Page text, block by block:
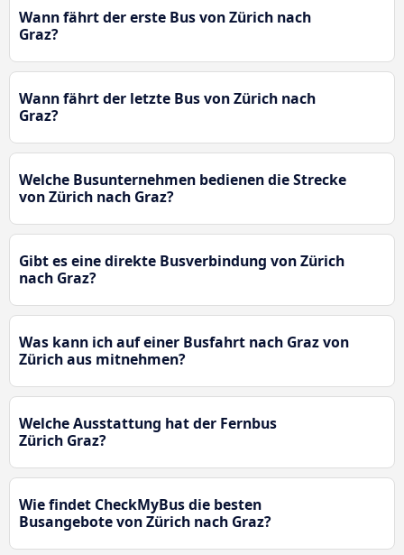
Wann fährt der erste Bus von Zürich nach
Graz?
Wann fährt der letzte Bus von Zürich nach
Graz?
Welche Busunternehmen bedienen die Strecke
von Zürich nach Graz?
Gibt es eine direkte Busverbindung von Zürich
nach Graz?
Was kann ich auf einer Busfahrt nach Graz von
Zürich aus mitnehmen?
Welche Ausstattung hat der Fernbus
Zürich Graz?
Wie findet CheckMyBus die besten
Busangebote von Zürich nach Graz?